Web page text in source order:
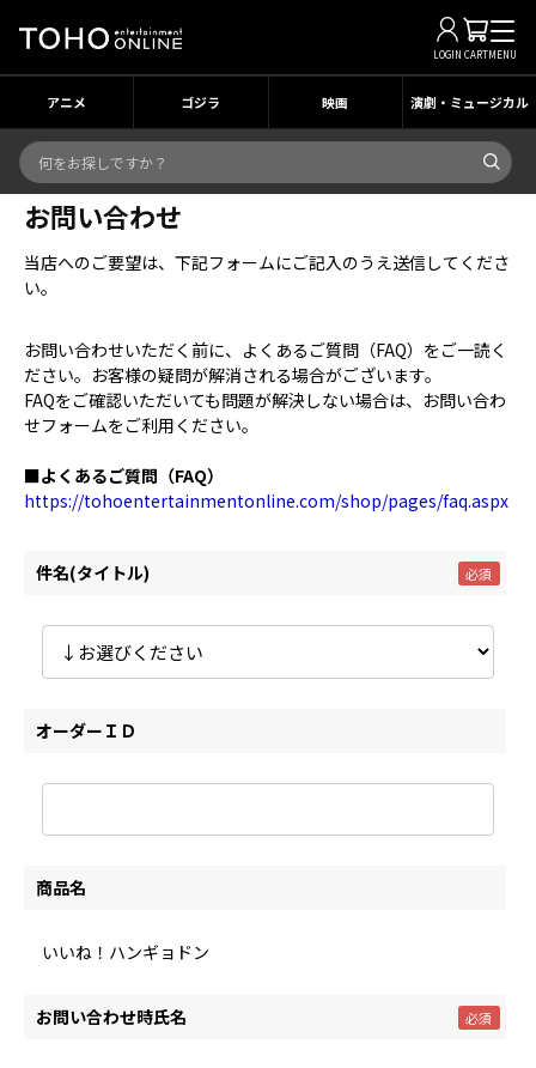
LOGIN CARTMENU
アニメ ゴジラ 映画 演劇・ミュージカル
お問い合わせ
当店へのご要望は、下記フォームにご記入のうえ送信してくださ
い。
お問い合わせいただく前に、よくあるご質問（FAQ）をご一読く
ださい。お客様の疑問が解消される場合がございます。
FAQをご確認いただいても問題が解決しない場合は、お問い合わ
せフォームをご利用ください。
■よくあるご質問（FAQ）
https://tohoentertainmentonline.com/shop/pages/faq.aspx
件名(タイトル)
オーダーＩＤ
商品名
いいね！ハンギョドン
お問い合わせ時氏名